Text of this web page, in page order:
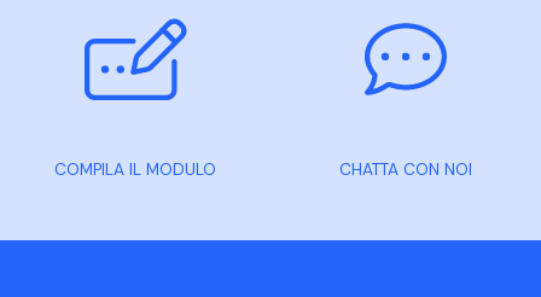
COMPILA IL MODULO CHATTA CON NOI